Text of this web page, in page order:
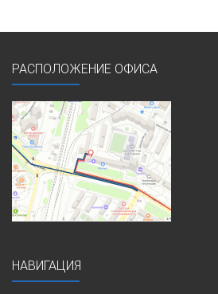
РАСПОЛОЖЕНИЕ ОФИСА
НАВИГАЦИЯ